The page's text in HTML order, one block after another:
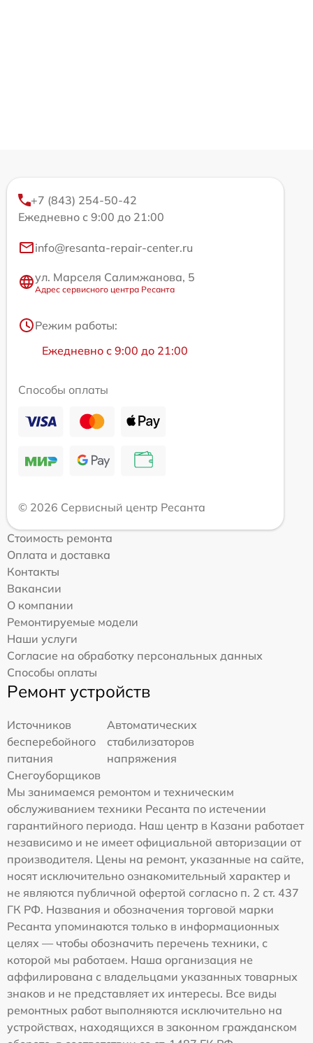
+7 (843) 254-50-42
Ежедневно с 9:00 до 21:00
info@resanta-repair-center.ru
ул. Марселя Салимжанова, 5
Адрес сервисного центра Ресанта
Режим работы:
Ежедневно с 9:00 до 21:00
Способы оплаты
© 2026 Сервисный центр Ресанта
Стоимость ремонта
Оплата и доставка
Контакты
Вакансии
О компании
Ремонтируемые модели
Наши услуги
Согласие на обработку персональных данных
Способы оплаты
Ремонт устройств
Источников
бесперебойного
питания
Автоматических
стабилизаторов
напряжения
Снегоуборщиков
Мы занимаемся ремонтом и техническим
обслуживанием техники Ресанта по истечении
гарантийного периода. Наш центр в Казани работает
независимо и не имеет официальной авторизации от
производителя. Цены на ремонт, указанные на сайте,
носят исключительно ознакомительный характер и
не являются публичной офертой согласно п. 2 ст. 437
ГК РФ. Названия и обозначения торговой марки
Ресанта упоминаются только в информационных
целях — чтобы обозначить перечень техники, с
которой мы работаем. Наша организация не
аффилирована с владельцами указанных товарных
знаков и не представляет их интересы. Все виды
ремонтных работ выполняются исключительно на
устройствах, находящихся в законном гражданском